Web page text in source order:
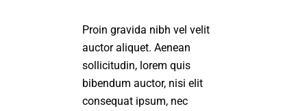
Proin gravida nibh vel velit
auctor aliquet. Aenean
sollicitudin, lorem quis
bibendum auctor, nisi elit
consequat ipsum, nec